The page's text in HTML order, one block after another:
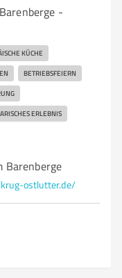
-
KÜCHE
BETRIEBSFEIERN
ERLEBNIS
Barenberge
ostlutter.de/